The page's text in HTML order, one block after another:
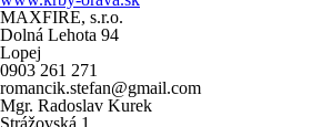
MAXFIRE, s.r.o.
Dolná Lehota 94
Lopej
0903 261 271
romancik.stefan@gmail.com
Mgr. Radoslav Kurek
Strážovská 1